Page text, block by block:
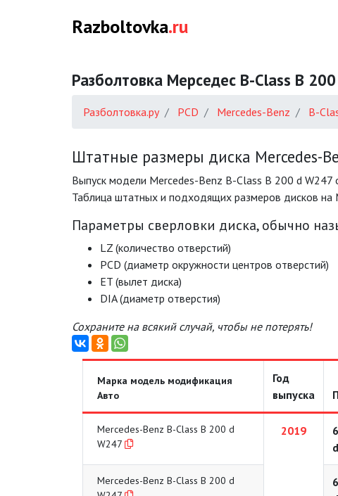
Razboltovka.ru
Разболтовка Мерседес B-Class B
Разболтовка.ру PCD Mercedes-Benz B-
Штатные размеры диска Mercedes-
Выпуск модели Mercedes-Benz B-Class B 200 d W247
Таблица штатных и подходящих размеров дисков на
Параметры сверловки диска, обычно
LZ (количество отверстий)
PCD (диаметр окружности центров отверстий)
ET (вылет диска)
DIA (диаметр отверстия)
Сохраните на всякий случай, чтобы не потерять!
Марка модель модификация
Авто
Год
выпуска
Mercedes-Benz B-Class B 200 d
W247
2019
Mercedes-Benz B-Class B 200 d